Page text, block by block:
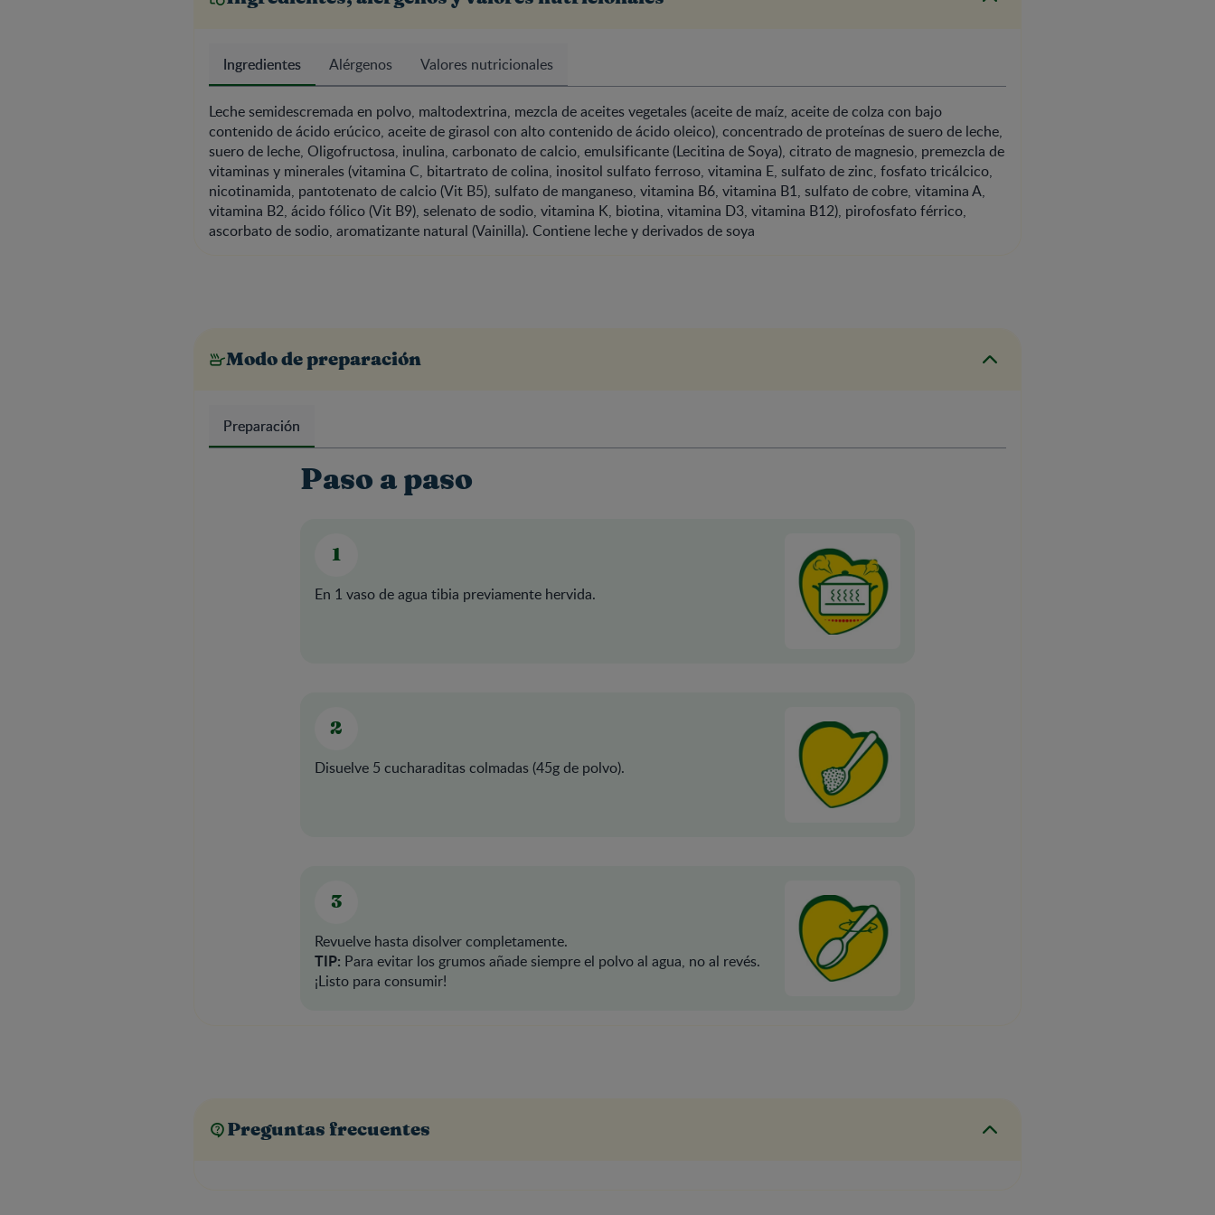
Ingredientes Alérgenos Valores nutricionales
Leche semidescremada en polvo, maltodextrina, mezcla de aceites vegetales (aceite de maíz, aceite de colza con bajo
contenido de ácido erúcico, aceite de girasol con alto contenido de ácido oleico), concentrado de proteínas de suero de leche,
suero de leche, Oligofructosa, inulina, carbonato de calcio, emulsificante (Lecitina de Soya), citrato de magnesio, premezcla de
vitaminas y minerales (vitamina C, bitartrato de colina, inositol sulfato ferroso, vitamina E, sulfato de zinc, fosfato tricálcico,
nicotinamida, pantotenato de calcio (Vit B5), sulfato de manganeso, vitamina B6, vitamina B1, sulfato de cobre, vitamina A,
vitamina B2, ácido fólico (Vit B9), selenato de sodio, vitamina K, biotina, vitamina D3, vitamina B12), pirofosfato férrico,
ascorbato de sodio, aromatizante natural (Vainilla). Contiene leche y derivados de soya
Modo de preparación
Preparación
Paso a paso
En 1 vaso de agua tibia previamente hervida.
Disuelve 5 cucharaditas colmadas (45g de polvo).
Revuelve hasta disolver completamente.
TIP: Para evitar los grumos añade siempre el polvo al agua, no al revés.
¡Listo para consumir!
Preguntas frecuentes